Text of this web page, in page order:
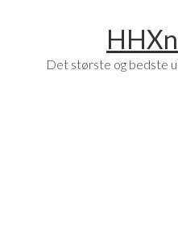
Det største og bedste